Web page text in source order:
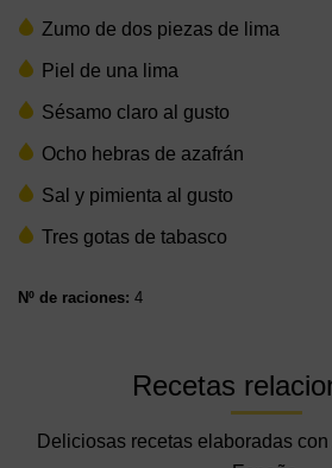
Zumo de dos piezas de lima
Piel de una lima
Sésamo claro al gusto
Ocho hebras de azafrán
Sal y pimienta al gusto
Tres gotas de tabasco
Nº de raciones: 4
Recetas
Deliciosas recetas elaboradas